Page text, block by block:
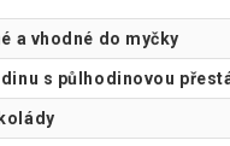
a vhodné do myčky
s půlhodinovou